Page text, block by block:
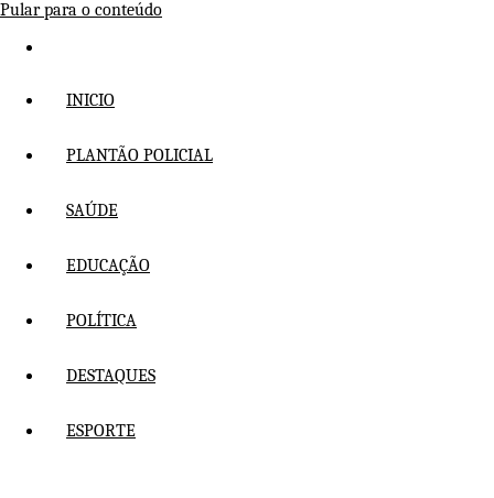
Pular para o conteúdo
INICIO
PLANTÃO POLICIAL
SAÚDE
EDUCAÇÃO
POLÍTICA
DESTAQUES
ESPORTE